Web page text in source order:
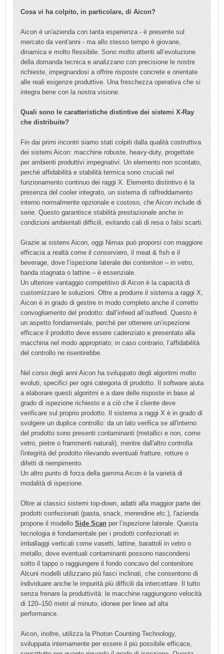
Cosa vi ha colpito, in particolare, di Aicon?
Aicon è un'azienda con tanta esperienza - è presente sul
mercato da vent'anni - ma allo stesso tempo è giovane,
dinamica e molto flessibile. Sono molto attenti all’evoluzione
della domanda tecnica e analizzano con precisione le nostre
richieste, impegnandosi a offrire risposte concrete e orientate
alle reali esigenze produttive. Una freschezza operativa che si
integra bene con la nostra visione.
Quali sono le caratteristiche distintive dei sistemi X-Ray
che distribuite?
Fin dai primi incontri siamo stati colpiti dalla qualità costruttiva
dei sistemi Aicon: macchine robuste, heavy-duty, progettate
per ambienti produttivi impegnativi. Un elemento non scontato,
perché affidabilità e stabilità termica sono cruciali nel
funzionamento continuo dei raggi X. Elemento distintivo è la
presenza del cooler integrato, un sistema di raffreddamento
interno normalmente opzionale e costoso, che Aicon include di
serie. Questo garantisce stabilità prestazionale anche in
condizioni ambientali difficili, evitando cali di resa o falsi scarti.
Grazie ai sistemi Aicon, oggi Nimax può proporsi con maggiore
efficacia a realtà come il conserviero, il meat & fish e il
beverage, dove l’ispezione laterale dei contenitori – in vetro,
banda stagnata o lattine – è essenziale.
Un ulteriore vantaggio competitivo di Aicon è la capacità di
customizzare le soluzioni. Oltre a produrre il sistema a raggi X,
Aicon è in grado di gestire in modo completo anche il corretto
convogliamento del prodotto: dall’infeed all’outfeed. Questo è
un aspetto fondamentale, perché per ottenere un’ispezione
efficace il prodotto deve essere cadenziato e presentato alla
macchina nel modo appropriato; in caso contrario, l’affidabilità
del controllo ne risentirebbe.
Nel corso degli anni Aicon ha sviluppato degli algoritmi molto
evoluti, specifici per ogni categoria di prodotto. Il software aiuta
a elaborare questi algoritmi e a dare delle risposte in base al
grado di ispezione richiesto e a ciò che il cliente deve
verificare sul proprio prodotto. Il sistema a raggi X è in grado di
svolgere un duplice controllo: da un lato verifica se all'interno
del prodotto sono presenti contaminanti (metallici e non, come
vetro, pietre o frammenti naturali), mentre dall'altro controlla
l'integrità del prodotto rilevando eventuali fratture, rotture o
difetti di riempimento.
Un altro punto di forza della gamma Aicon è la varietà di
modalità di ispezione.
Oltre ai classici sistemi top-down, adatti alla maggior parte dei
prodotti confezionati (pasta, snack, merendine etc.), l'azienda
propone il modello Side Scan per l’ispezione laterale. Questa
tecnologia è fondamentale per i prodotti confezionati in
imballaggi verticali come vasetti, lattine, barattoli in vetro o
metallo, dove eventuali contaminanti possono nascondersi
sotto il tappo o raggiungere il fondo concavo del contenitore.
Alcuni modelli utilizzano più fasci inclinati, che consentono di
individuare anche le impurità più difficili da intercettare. Il tutto
senza frenare la produttività: le macchine raggiungono velocità
di 120–150 metri al minuto, idonee per linee ad alta
performance.
Aicon, inoltre, utilizza la Photon Counting Technology,
sviluppata internamente per essere il più possibile efficace,